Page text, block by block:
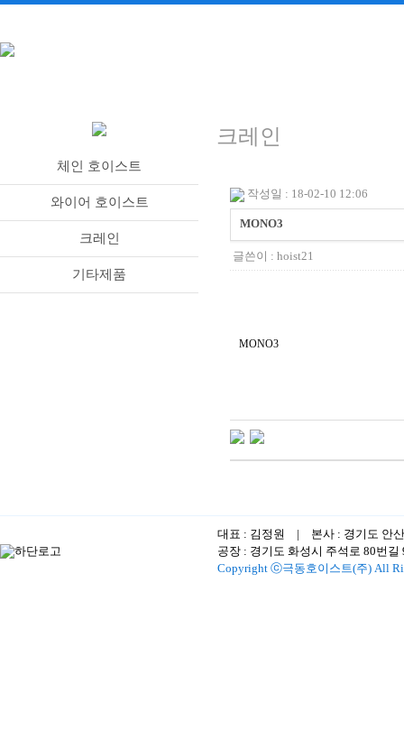
체인 호이스트
와이어 호이스트
크레인
기타제품
크레인
작성일 : 18-02-10 12:06
MONO3
글쓴이 : hoist21
MONO3
대표 : 김정원 | 본사 : 경기도 안산
공장 : 경기도 화성시 주석로 80
Copyright ⓒ극동호이스트(주) All